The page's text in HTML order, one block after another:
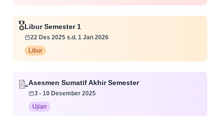
🎖️Libur Semester 1
22 Des 2025 s.d. 1 Jan 2026
Libur
📝Asesmen Sumatif Akhir Semester
3 - 10 Desember 2025
Ujian